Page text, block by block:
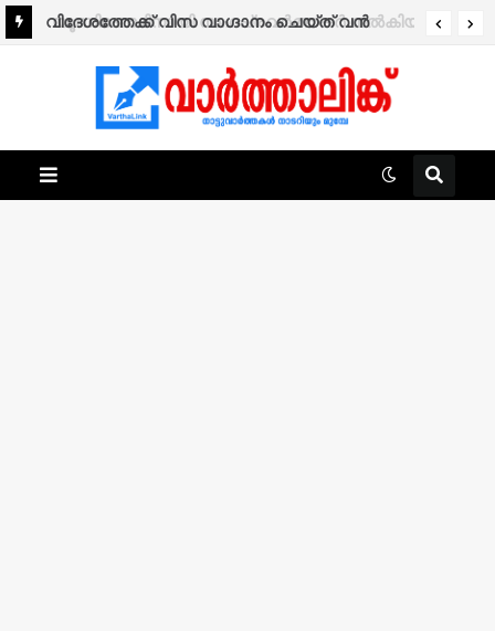
വിദേശത്തേക്ക് വിസ വാഗ്ദാനം ചെയ്ത് വൻ